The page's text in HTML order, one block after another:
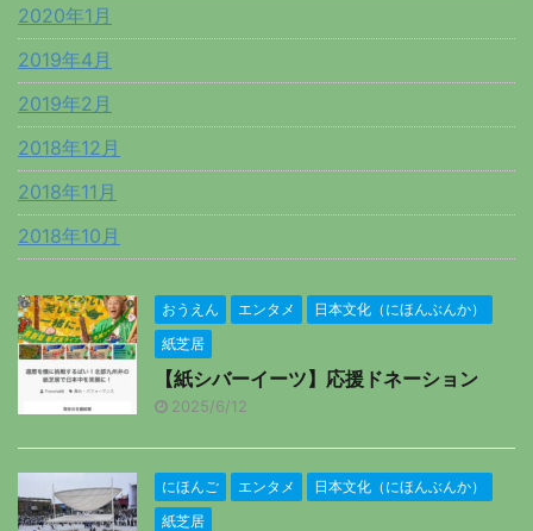
2020年1月
2019年4月
2019年2月
2018年12月
2018年11月
2018年10月
おうえん エンタメ
日本文化（にほんぶんか）
紙芝居
【紙シバーイーツ】応援ドネーション
2025/6/12
にほんご エンタメ
日本文化（にほんぶんか）
紙芝居